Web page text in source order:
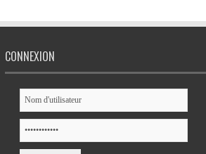
CONNEXION